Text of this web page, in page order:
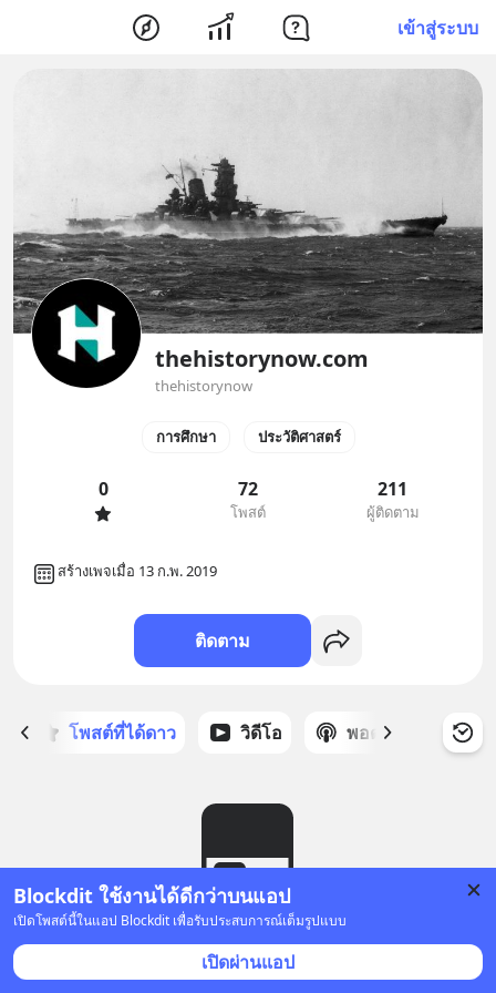
เข้าสู่ระบบ
Blockdit ใช้งานได้ดีกว่าบนแอป
เปิดโพสต์นี้ในแอป Blockdit เพื่อรับประสบการณ์เต็มรูปแบบ
เปิดผ่านแอป
thehistorynow.com
thehistorynow
การศึกษา ประวัติศาสตร์
0 72
โพสต์
211
ผู้ติดตาม
สร้างเพจเมื่อ 13 ก.พ. 2019
ติดตาม
โพสต์ที่ได้ดาว วิดีโอ พอดแคสต์